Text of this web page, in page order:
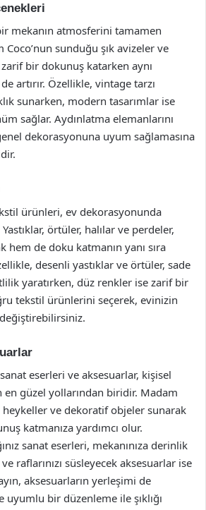
mekanın atmosferini tamamen
sunduğu şık avizeler ve
bir dokunuş katarken aynı
artırır. Özellikle, vintage tarzı
sunarken, modern tasarımlar ise
sağlar. Aydınlatma elemanlarını
dekorasyonuna uyum sağlamasına
ürünleri, ev dekorasyonunda
örtüler, halılar ve perdeler,
hem de doku katmanın yanı sıra
desenli yastıklar ve örtüler, sade
yaratırken, düz renkler ise zarif bir
tekstil ürünlerini seçerek, evinizin
eserleri ve aksesuarlar, kişisel
en güzel yollarından biridir. Madam
heykeller ve dekoratif objeler sunarak
katmanıza yardımcı olur.
sanat eserleri, mekanınıza derinlik
raflarınızı süsleyecek aksesuarlar ise
aksesuarların yerleşimi de
bir düzenleme ile şıklığı